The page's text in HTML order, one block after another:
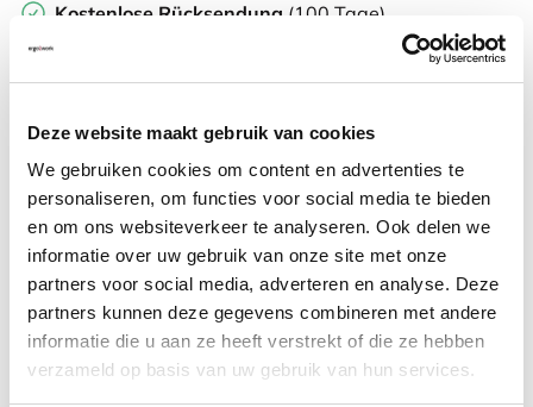
Deze website maakt gebruik van cookies
We gebruiken cookies om content en advertenties te
personaliseren, om functies voor social media te bieden
en om ons websiteverkeer te analyseren. Ook delen we
informatie over uw gebruik van onze site met onze
partners voor social media, adverteren en analyse. Deze
partners kunnen deze gegevens combineren met andere
informatie die u aan ze heeft verstrekt of die ze hebben
verzameld op basis van uw gebruik van hun services.
Kostenlose Rücksendung (100 Tage)
Kostenloser Versandab €75,-
Späterbezahlen
Weitere Informationen
Häufig zusammen gekauft mit